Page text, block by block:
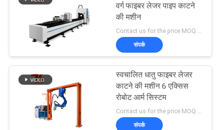
वर्ग फाइबर लेजर पाइप काटने
की मशीन
Contact us for the price MOQ:1 सेट
संपर्क
स्वचालित धातु फाइबर लेजर
काटने की मशीन 6 एक्सिस
रोबोट आर्म सिस्टम
संपर्क